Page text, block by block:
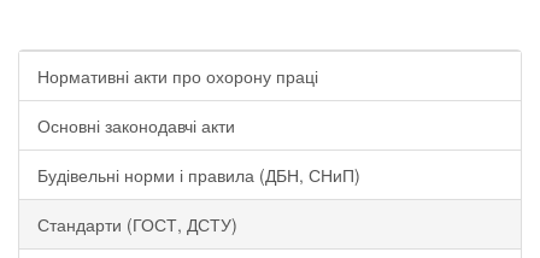
Нормативні акти про охорону праці
Основні законодавчі акти
Будівельні норми і правила (ДБН, СНиП)
Стандарти (ГОСТ, ДСТУ)